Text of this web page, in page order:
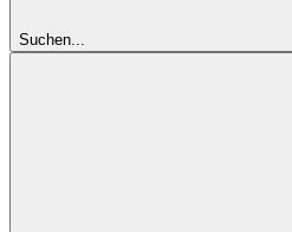
Suchen...